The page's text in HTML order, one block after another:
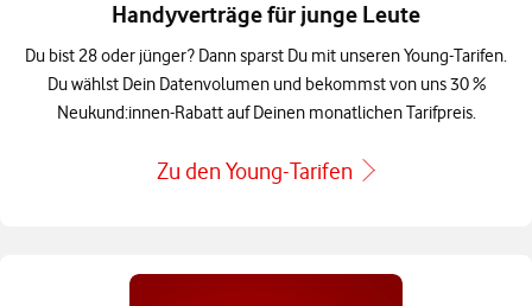
Handyverträge für junge Leute
Du bist 28 oder jünger? Dann sparst Du mit unseren Young-Tarifen.
Du wählst Dein Datenvolumen und bekommst von uns 30 %
Neukund:innen-Rabatt auf Deinen monatlichen Tarifpreis.
Zu den Young-Tarifen